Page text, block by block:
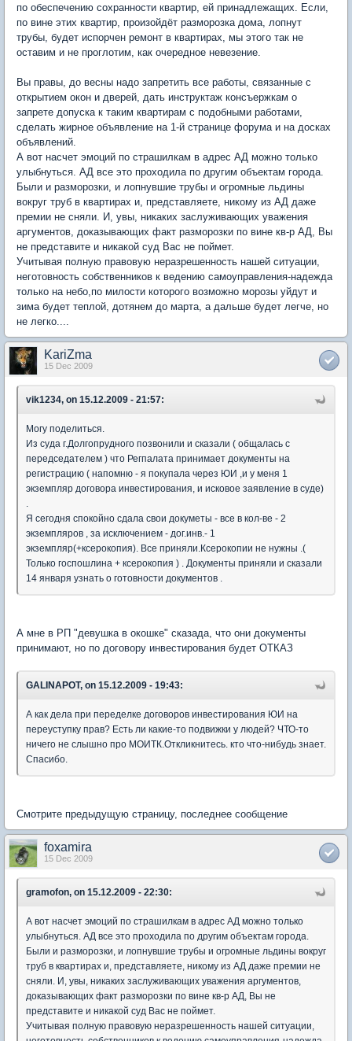
по обеспечению сохранности квартир, ей принадлежащих. Если,
по вине этих квартир, произойдёт разморозка дома, лопнут
трубы, будет испорчен ремонт в квартирах, мы этого так не
оставим и не проглотим, как очередное невезение.
Вы правы, до весны надо запретить все работы, связанные с
открытием окон и дверей, дать инструктаж консъержкам о
запрете допуска к таким квартирам с подобными работами,
сделать жирное объявление на 1-й странице форума и на досках
объявлений.
А вот насчет эмоций по страшилкам в адрес АД можно только
улыбнуться. АД все это проходила по другим объектам города.
Были и разморозки, и лопнувшие трубы и огромные льдины
вокруг труб в квартирах и, представляете, никому из АД даже
премии не сняли. И, увы, никаких заслуживающих уважения
аргументов, доказывающих факт разморозки по вине кв-р АД, Вы
не представите и никакой суд Вас не поймет.
Учитывая полную правовую неразрешенность нашей ситуации,
неготовность собственников к ведению самоуправления-надежда
только на небо,по милости которого возможно морозы уйдут и
зима будет теплой, дотянем до марта, а дальше будет легче, но
не легко....
KariZma
15 Dec 2009
vik1234, on 15.12.2009 - 21:57:
Могу поделиться.
Из суда г.Долгопрудного позвонили и сказали ( общалась с
передседателем ) что Регпалата принимает документы на
регистрацию ( напомню - я покупала через ЮИ ,и у меня 1
экземпляр договора инвестирования, и исковое заявление в суде)
Я сегодня спокойно сдала свои докуметы - все в кол-ве - 2
экземпляров , за исключением - дог.инв.- 1
экземпляр(+ксерокопия). Все приняли.Ксерокопии не нужны .(
Только госпошлина + ксерокопия ) . Документы приняли и сказали
14 января узнать о готовности документов .
А мне в РП "девушка в окошке" сказада, что они документы
принимают, но по договору инвестирования будет ОТКАЗ
GALINAPOT, on 15.12.2009 - 19:43:
А как дела при переделке договоров инвестирования ЮИ на
переуступку прав? Есть ли какие-то подвижки у людей? ЧТО-то
ничего не слышно про МОИТК.Откликнитесь. кто что-нибудь знает.
Спасибо.
Смотрите предыдущую страницу, последнее сообщение
foxamira
15 Dec 2009
gramofon, on 15.12.2009 - 22:30:
А вот насчет эмоций по страшилкам в адрес АД можно только
улыбнуться. АД все это проходила по другим объектам города.
Были и разморозки, и лопнувшие трубы и огромные льдины вокруг
труб в квартирах и, представляете, никому из АД даже премии не
сняли. И, увы, никаких заслуживающих уважения аргументов,
доказывающих факт разморозки по вине кв-р АД, Вы не
представите и никакой суд Вас не поймет.
Учитывая полную правовую неразрешенность нашей ситуации,